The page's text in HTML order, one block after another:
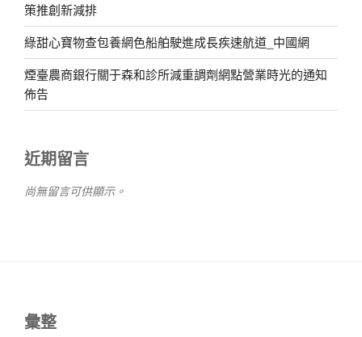
策推創新減排
綠甜心寶物查包養網色船舶駛進成長疾速航道_中國網
煙臺農商銀行關于森和診所減重調劑網點營業時光的通知
佈告
近期留言
尚無留言可供顯示。
彙整